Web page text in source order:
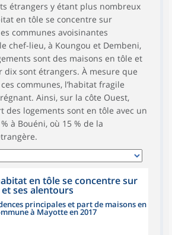
étrangers y étant plus nombreux
en tôle se concentre sur
communes avoisinantes
chef-lieu, à Koungou et Dembeni,
sont des maisons en tôle et
dix sont étrangers. À mesure que
ces communes, l’habitat fragile
Ainsi, sur la côte Ouest,
des logements sont en tôle avec un
à Bouéni, où 15 % de la
en tôle se concentre sur
ses alentours
principales et part de maisons en
à Mayotte en 2017